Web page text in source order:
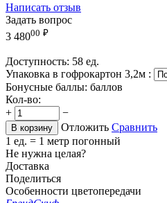
Написать отзыв
Задать вопрос
3 48000 ₽
Доступность: 58 ед.
Упаковка в гофрокартон 3,2м :
Бонусные баллы: баллов
Кол-во:
+
−
В корзину Отложить Сравнить
1 ед. = 1 метр погонный
Не нужна целая?
Доставка
Поделиться
Особенности цветопередачи